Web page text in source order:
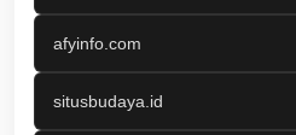
afyinfo.com
situsbudaya.id